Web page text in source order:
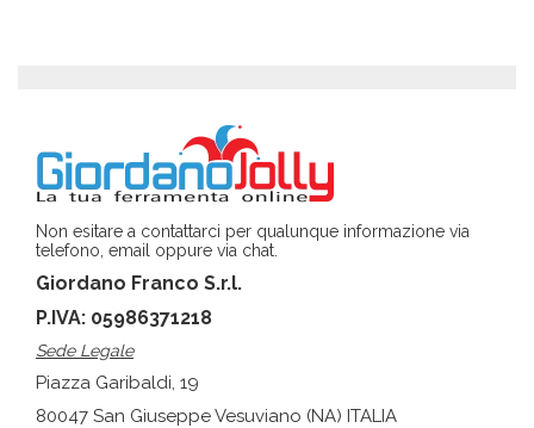
Non esitare a contattarci per qualunque informazione via
telefono, email oppure via chat.
Giordano Franco S.r.l.
P.IVA: 05986371218
Sede Legale
Piazza Garibaldi, 19
80047 San Giuseppe Vesuviano (NA) ITALIA